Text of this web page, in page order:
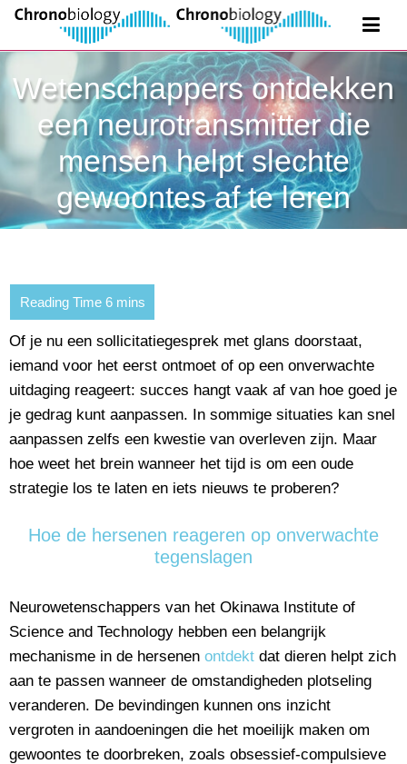
Wetenschappers ontdekken
een neurotransmitter die
mensen helpt slechte
gewoontes af te leren
Of je nu een sollicitatiegesprek met glans doorstaat,
iemand voor het eerst ontmoet of op een onverwachte
uitdaging reageert: succes hangt vaak af van hoe goed je
je gedrag kunt aanpassen. In sommige situaties kan snel
aanpassen zelfs een kwestie van overleven zijn. Maar
hoe weet het brein wanneer het tijd is om een oude
strategie los te laten en iets nieuws te proberen?
Hoe de hersenen reageren op onverwachte
tegenslagen
Neurowetenschappers van het Okinawa Institute of
Science and Technology hebben een belangrijk
mechanisme in de hersenen ontdekt dat dieren helpt zich
aan te passen wanneer de omstandigheden plotseling
veranderen. De bevindingen kunnen ons inzicht
vergroten in aandoeningen die het moeilijk maken om
gewoontes te doorbreken, zoals obsessief-compulsieve